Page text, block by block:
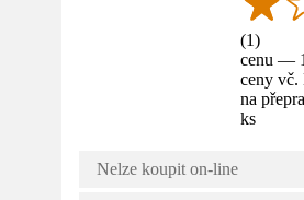
(1)
cenu —
ceny vč.
na
ks
Nelze koupit on-line